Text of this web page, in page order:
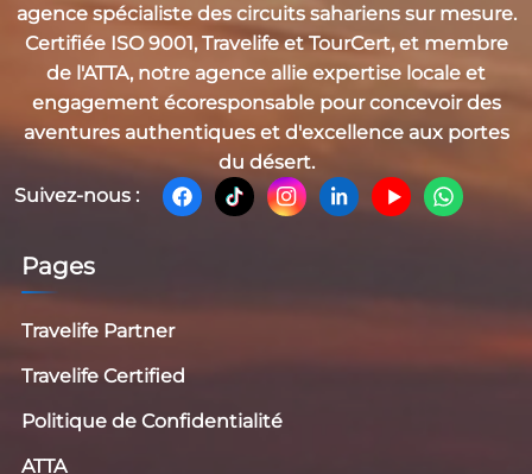
agence spécialiste des circuits sahariens sur mesure.
Certifiée ISO 9001, Travelife et TourCert, et membre
de l'ATTA, notre agence allie expertise locale et
engagement écoresponsable pour concevoir des
aventures authentiques et d'excellence aux portes
du désert.
Suivez-nous :
Pages
Travelife Partner
Travelife Certified
Politique de Confidentialité
ATTA